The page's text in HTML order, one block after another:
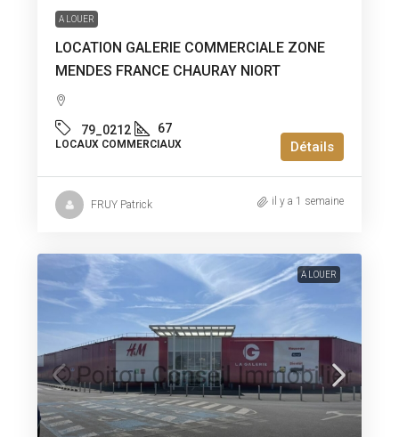
A LOUER
LOCATION GALERIE COMMERCIALE ZONE
MENDES FRANCE CHAURAY NIORT
79_0212 67
LOCAUX COMMERCIAUX Détails
FRUY Patrick il y a 1 semaine
A LOUER